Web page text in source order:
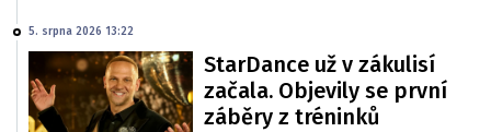
5. srpna 2026 13:22
StarDance už v zákulisí
začala. Objevily se první
záběry z tréninků